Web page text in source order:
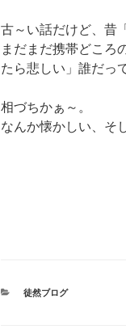
古～い話だけど、昔
まだまだ携帯どころ
たら悲しい」誰だっ
相づちかぁ～。
なんか懐かしい、そ
カ
徒然ブログ